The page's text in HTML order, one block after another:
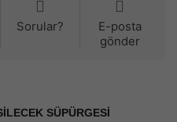
Sorular?
E-posta
gönder
SÜPÜRGESİ